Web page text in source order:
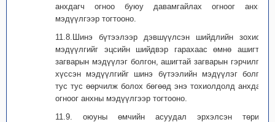
анхдагч огноо буюу давамгайлах огноог анхны
мэдүүлгээр тогтооно.
11.8.Шинэ бүтээлээр дэвшүүлсэн шийдлийн зохиогч
мэдүүлгийг эцсийн шийдвэр гарахаас өмнө ашигтай
загварын мэдүүлэг болгон, ашигтай загварын гэрчилгээ
хүссэн мэдүүлгийг шинэ бүтээлийн мэдүүлэг болгон
тус тус өөрчилж болох бөгөөд энэ тохиолдолд анхдагч
огноог анхны мэдүүлгээр тогтооно.
11.9. оюуны өмчийн асуудал эрхэлсэн төрийн